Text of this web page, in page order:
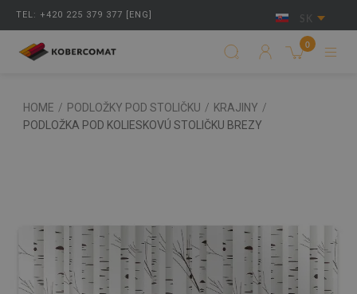
TEL: +420 225 379 377 [ENG] SK
0
HOME / PODLOŽKY POD STOLIČKU / KRAJINY /
PODLOŽKA POD KOLIESKOVÚ STOLIČKU BREZY